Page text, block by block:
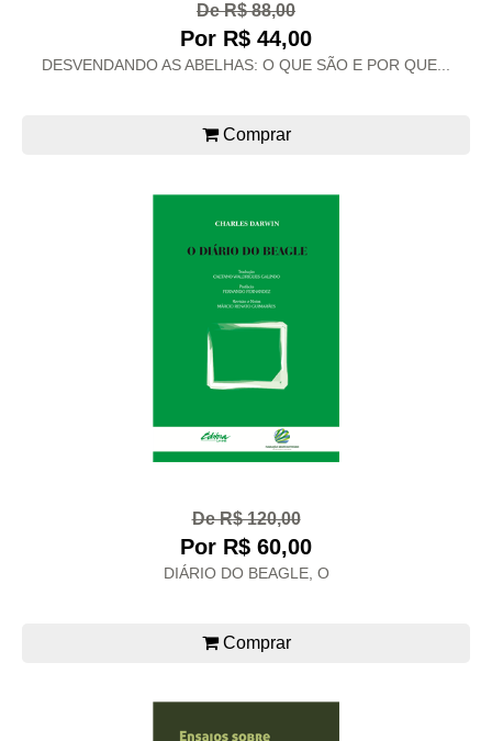
De R$ 88,00
Por R$ 44,00
DESVENDANDO AS ABELHAS: O QUE SÃO E POR QUE...
Comprar
De R$ 120,00
Por R$ 60,00
DIÁRIO DO BEAGLE, O
Comprar